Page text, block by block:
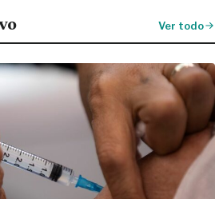
Ver todo